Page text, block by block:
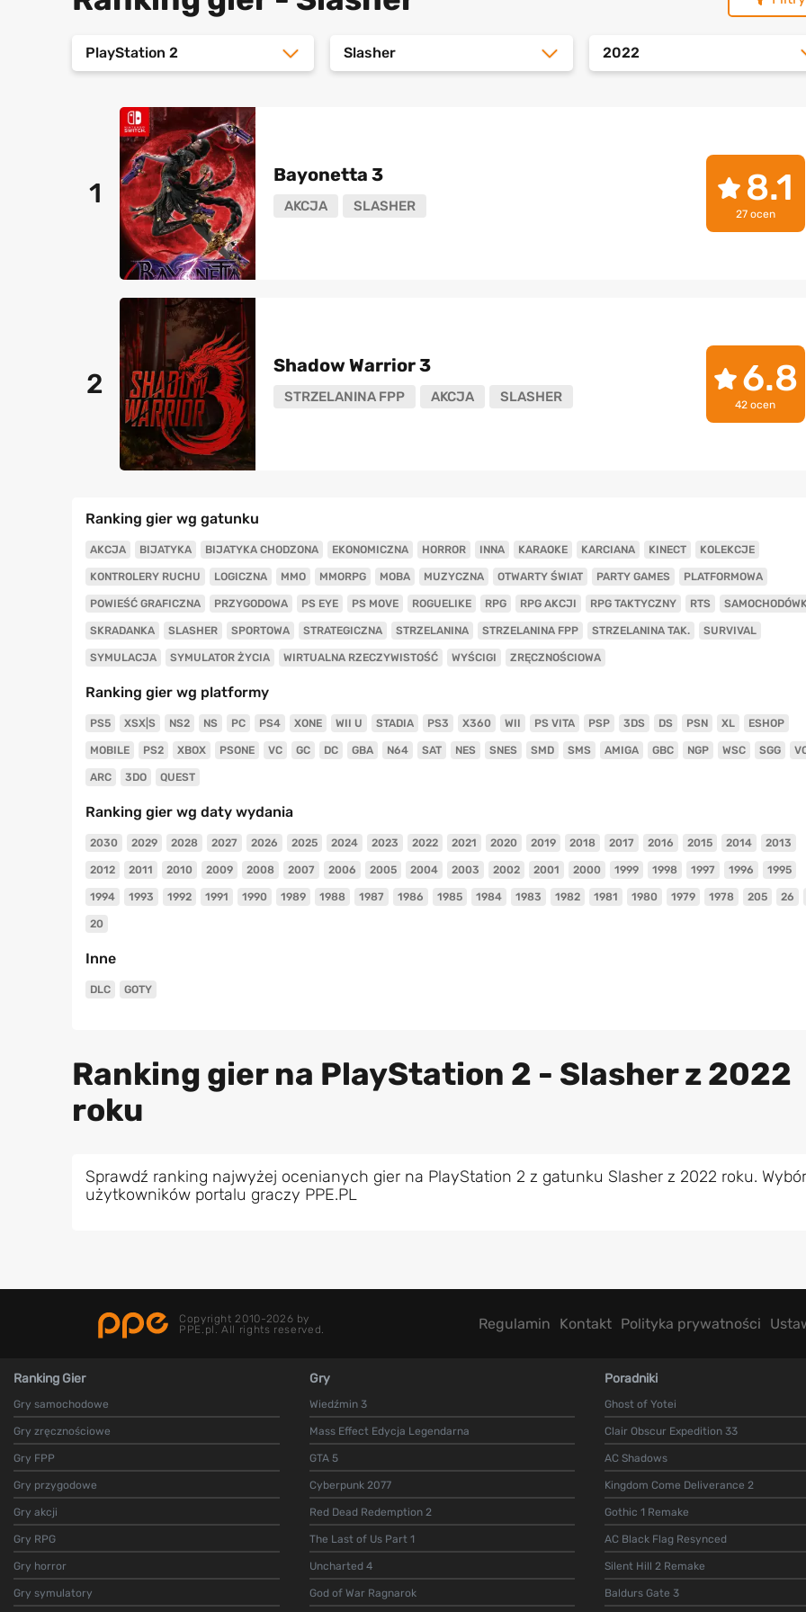
PlayStation 2 Slasher 2022
1
Bayonetta 3
AKCJA SLASHER 8.1
27 ocen
2
Shadow Warrior 3
STRZELANINA FPP AKCJA SLASHER 6.8
42 ocen
Ranking gier wg gatunku
AKCJA BIJATYKA BIJATYKA CHODZONA EKONOMICZNA HORROR INNA KARAOKE KARCIANA KINECT KOLEKCJE
KONTROLERY RUCHU LOGICZNA MMO MMORPG MOBA MUZYCZNA OTWARTY ŚWIAT PARTY GAMES PLATFORMOWA
POWIEŚĆ GRAFICZNA PRZYGODOWA PS EYE PS MOVE ROGUELIKE RPG RPG AKCJI RPG TAKTYCZNY RTS
SKRADANKA SLASHER SPORTOWA STRATEGICZNA STRZELANINA STRZELANINA FPP STRZELANINA TAK. SURVIVAL
SYMULACJA SYMULATOR ŻYCIA WIRTUALNA RZECZYWISTOŚĆ WYŚCIGI ZRĘCZNOŚCIOWA
Ranking gier wg platformy
PS5 XSX|S NS2 NS PC PS4 XONE WII U STADIA PS3 X360 WII PS VITA PSP 3DS DS PSN XL ESHOP
MOBILE PS2 XBOX PSONE VC GC DC GBA N64 SAT NES SNES SMD SMS AMIGA GBC NGP WSC SGG
ARC 3DO QUEST
Ranking gier wg daty wydania
2030 2029 2028 2027 2026 2025 2024 2023 2022 2021 2020 2019 2018 2017 2016 2015 2014 2013
2012 2011 2010 2009 2008 2007 2006 2005 2004 2003 2002 2001 2000 1999 1998 1997 1996 1995
1994 1993 1992 1991 1990 1989 1988 1987 1986 1985 1984 1983 1982 1981 1980 1979 1978 205 26
20
Inne
DLC GOTY
Ranking gier na PlayStation 2 - Slasher z 2022
roku
Sprawdź ranking najwyżej ocenianych gier na PlayStation 2 z gatunku Slasher z 2022 roku. Wybór
użytkowników portalu graczy PPE.PL
Copyright 2010-2026 by
PPE.pl. All rights reserved.
Regulamin Kontakt Polityka prywatności
Ranking Gier
Gry samochodowe
Gry zręcznościowe
Gry FPP
Gry przygodowe
Gry akcji
Gry RPG
Gry horror
Gry symulatory
Gry
Wiedźmin 3
Mass Effect Edycja Legendarna
GTA 5
Cyberpunk 2077
Red Dead Redemption 2
The Last of Us Part 1
Uncharted 4
God of War Ragnarok
Poradniki
Ghost of Yotei
Clair Obscur Expedition 33
AC Shadows
Kingdom Come Deliverance 2
Gothic 1 Remake
AC Black Flag Resynced
Silent Hill 2 Remake
Baldurs Gate 3